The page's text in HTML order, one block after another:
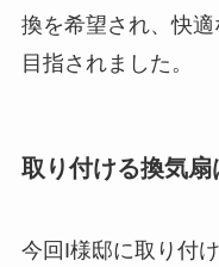
換を希望され、快
目指されました。
取り付ける換気
今回I様邸に取り付